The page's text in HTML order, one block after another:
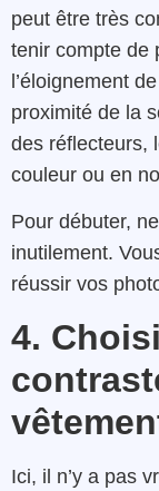
peut être très
tenir compte de
l’éloignement
proximité de la
des réflecteurs,
couleur ou en
Pour débuter,
inutilement.
réussir vos
4.
Ici, il n’y a pas